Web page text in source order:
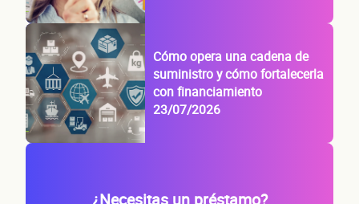
Cómo opera una cadena de
suministro y cómo fortalecerla
con financiamiento
23/07/2026
¿Necesitas un préstamo?